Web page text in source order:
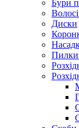
Бури
Диски
Пилки